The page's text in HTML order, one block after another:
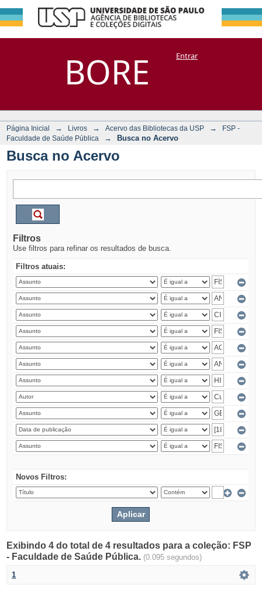
BORE
Busca no Acervo
DSpace/Manakin + CoriscoEntrar
Página Inicial → Livros → Acervo das Bibliotecas da USP →
FSP -
Faculdade de Saúde Pública
→ Busca no Acervo
Busca no Acervo
Filtros
Use filtros para refinar os resultados de busca.
Filtros atuais:
Novos Filtros:
Exibindo 4 do total de 4 resultados para a coleção: FSP
- Faculdade de Saúde Pública. (0.095 segundos)
1